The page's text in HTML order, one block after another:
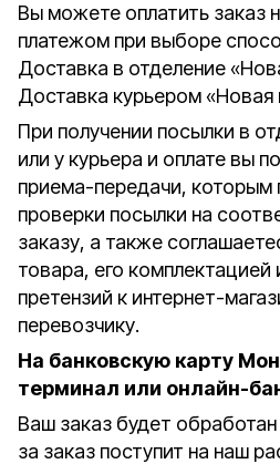
Вы можете оплатить заказ
платежом при выборе
Доставка в отделение
Доставка курьером «Новая
При получении посылки в
или у курьера и оплате вы
приема-передачи,
проверки посылки на
заказу, а также
товара, его комплектацией
претензий к интернет-
перевозчику.
На банковскую карту
терминал или онлайн-
Ваш заказ будет
за заказ поступит на наш